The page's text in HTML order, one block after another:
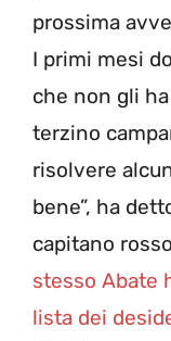
prossima
I primi mesi
che non gli
terzino
risolvere
bene”, ha
capitano
stesso Abate
lista dei